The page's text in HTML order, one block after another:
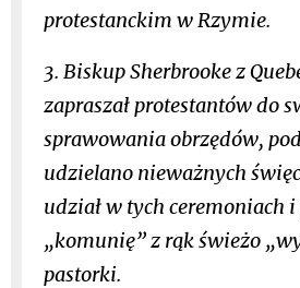
protestanckim w Rzymie.
3. Biskup Sherbrooke z
zapraszał protestantów do
sprawowania obrzędów,
udzielano nieważnych
udział w tych ceremoniach
„komunię” z rąk świeżo
pastorki.